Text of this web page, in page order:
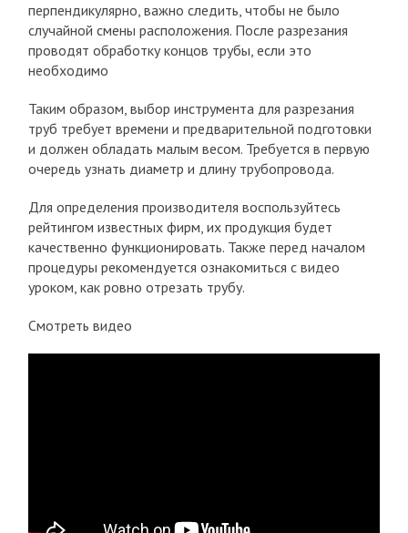
перпендикулярно, важно следить, чтобы не было
случайной смены расположения. После разрезания
проводят обработку концов трубы, если это
необходимо
Таким образом, выбор инструмента для разрезания
труб требует времени и предварительной подготовки
и должен обладать малым весом. Требуется в первую
очередь узнать диаметр и длину трубопровода.
Для определения производителя воспользуйтесь
рейтингом известных фирм, их продукция будет
качественно функционировать. Также перед началом
процедуры рекомендуется ознакомиться с видео
уроком, как ровно отрезать трубу.
Смотреть видео